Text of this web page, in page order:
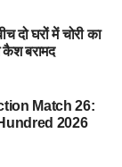
घरों में चोरी का
कैश बरामद
Match 26:
2026